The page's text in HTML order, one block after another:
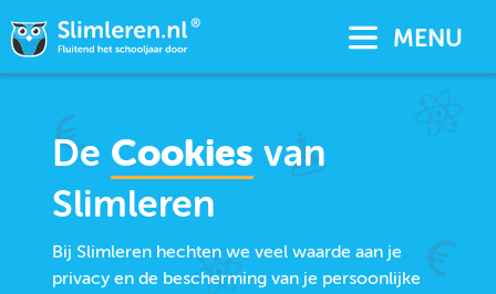
MENU
De Cookies van
Slimleren
Bij Slimleren hechten we veel waarde aan je
privacy en de bescherming van je persoonlijke